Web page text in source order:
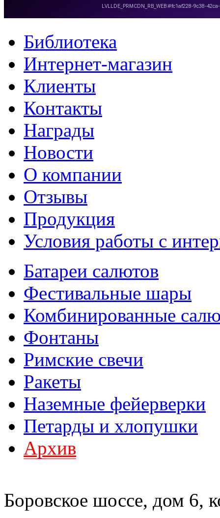
Библиотека
Интернет-магазин
Клиенты
Контакты
Награды
Новости
О компании
Отзывы
Продукция
Условия работы с
Батареи салютов
Фестивальные шары
Комбинированные
Фонтаны
Римские свечи
Ракеты
Наземные фейерверки
Петарды и хлопушки
Архив
Боровское шоссе, дом 6,